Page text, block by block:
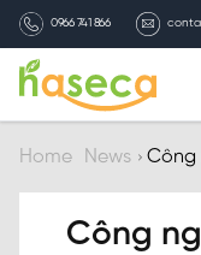
0966 741 866
Introduction
Why Haseca
Home News
Công
Công